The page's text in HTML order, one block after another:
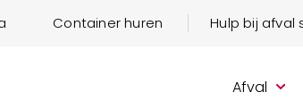
Container huren Hulp bij afval
Afval